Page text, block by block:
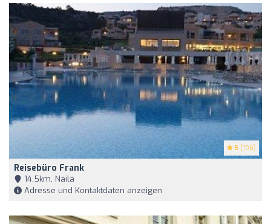
5 (196)
Reisebüro Frank
14,5km, Naila
Adresse und Kontaktdaten anzeigen